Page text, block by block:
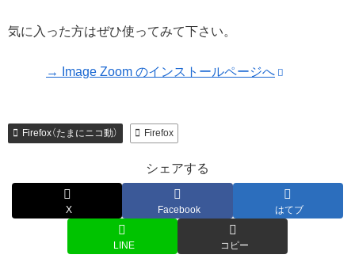
気に入った方はぜひ使ってみて下さい。
→ Image Zoom のインストールページへ
Firefox（たまにニコ動） Firefox
シェアする
X Facebook はてブ
LINE コピー